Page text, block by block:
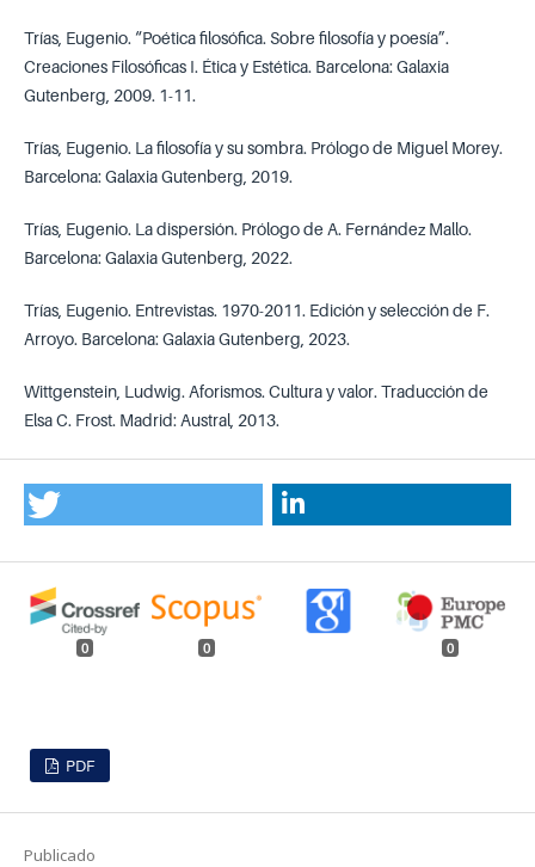
Trías, Eugenio. “Poética filosófica. Sobre filosofía y poesía”.
Creaciones Filosóficas I. Ética y Estética. Barcelona: Galaxia
Gutenberg, 2009. 1-11.
Trías, Eugenio. La filosofía y su sombra. Prólogo de Miguel Morey.
Barcelona: Galaxia Gutenberg, 2019.
Trías, Eugenio. La dispersión. Prólogo de A. Fernández Mallo.
Barcelona: Galaxia Gutenberg, 2022.
Trías, Eugenio. Entrevistas. 1970-2011. Edición y selección de F.
Arroyo. Barcelona: Galaxia Gutenberg, 2023.
Wittgenstein, Ludwig. Aforismos. Cultura y valor. Traducción de
Elsa C. Frost. Madrid: Austral, 2013.
PDF
Publicado
0 0 0